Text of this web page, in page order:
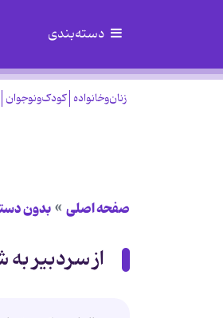
دسته‌بندی
زنان‌وخانواده کودک‌ونوجوان
صفحه اصلی بدون
از سردبیر به